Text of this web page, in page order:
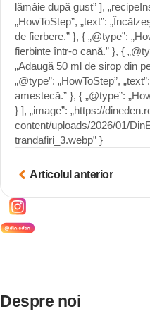
lămâie după gust” ],
„HowToStep”, „text”:
de fierbere.” }, { „@type”:
fierbinte într-o cană.” }, {
„Adaugă 50 ml de sirop din
„@type”: „HowToStep”,
amestecă.” }, { „@type”:
} ], „image”: „https://
content/uploads/2026/01/
trandafiri_3.webp” }
Articolul anterior
Despre noi